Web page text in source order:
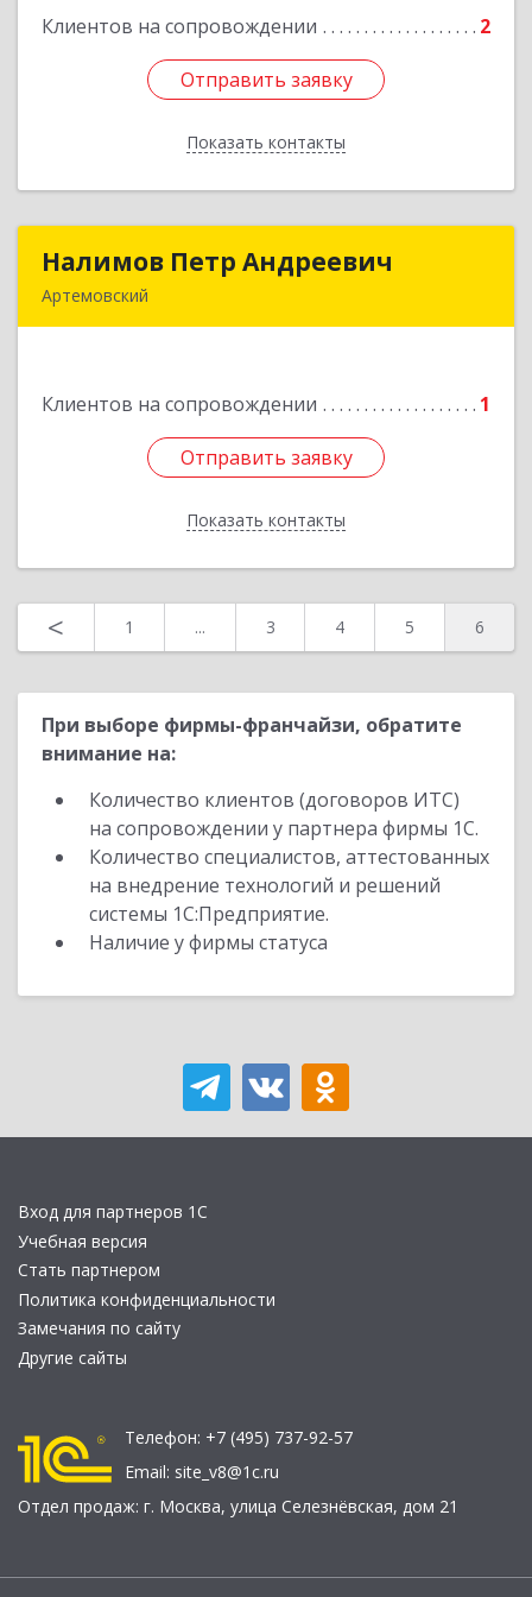
Клиентов на сопровождении 2
Отправить заявку
Показать контакты
Подробнее
Отправить заявку
Назад
Налимов Петр Андреевич
Артемовский
Клиентов на сопровождении 1
Отправить заявку
Показать контакты
Налимов Петр Андреевич
Подробнее
Отправить заявку
Назад
< 1 ... 3 4 5 6
При выборе фирмы-франчайзи, обратите
внимание на:
Количество клиентов (договоров ИТС)
на сопровождении у партнера фирмы 1С.
Количество специалистов, аттестованных
на внедрение технологий и решений
системы 1С:Предприятие.
Наличие у фирмы статуса
Вход для партнеров 1С
Учебная версия
Стать партнером
Политика конфиденциальности
Замечания по сайту
Другие сайты
Телефон: +7 (495) 737-92-57
Email: site_v8@1c.ru
Отдел продаж: г. Москва, улица Селезнёвская, дом 21